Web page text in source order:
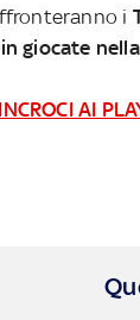
i
giocate
AI